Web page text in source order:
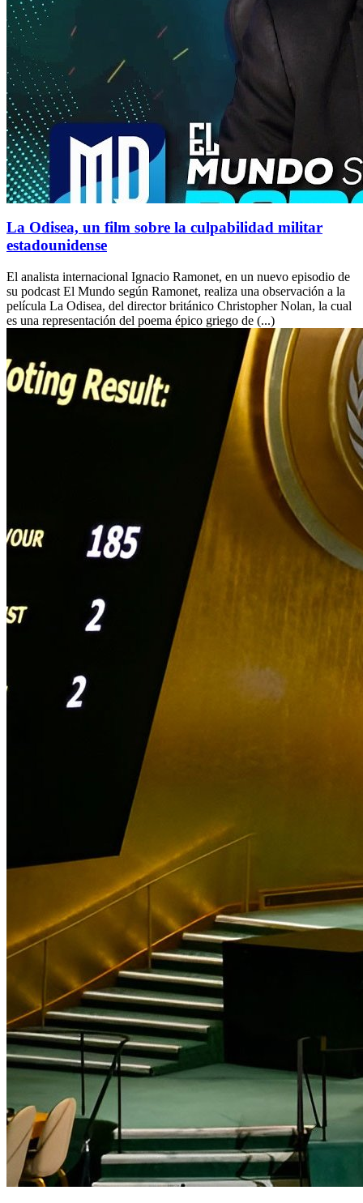
La Odisea, un film sobre la culpabilidad militar
estadounidense
El analista internacional Ignacio Ramonet, en un nuevo episodio de
su podcast El Mundo según Ramonet, realiza una observación a la
película La Odisea, del director británico Christopher Nolan, la cual
es una representación del poema épico griego de (...)